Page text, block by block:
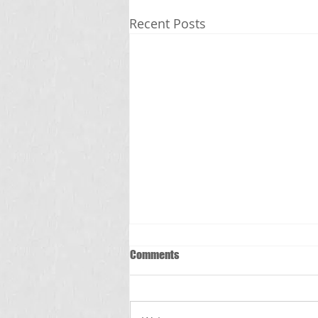
Recent Posts
స్క్రబ్ టైఫస్
Comments